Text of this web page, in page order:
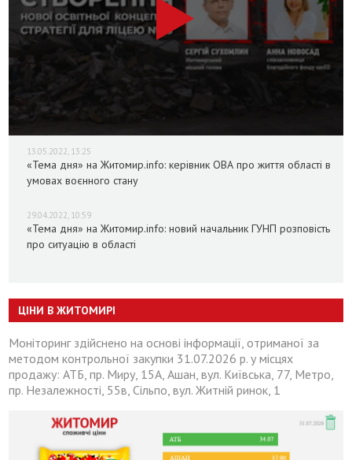
13.05.2022, 13:25
«Тема дня» на Житомир.info: керівник ОВА про життя області в
умовах воєнного стану
29.04.2022, 10:59
«Тема дня» на Житомир.info: новий начальник ГУНП розповість
про ситуацію в області
ЦІНИ В ЖИТОМИРІ
Моніторинг здійснено на основі інформації, отриманої за
методом контрольної закупки 31.07.2026 р. у місцях
продажу: АТБ, пр. Миру, 15А, Ашан, вул. Київська, 77, Метро,
пр. Незалежності, 55в, Сільпо, вул. Житній ринок, 1